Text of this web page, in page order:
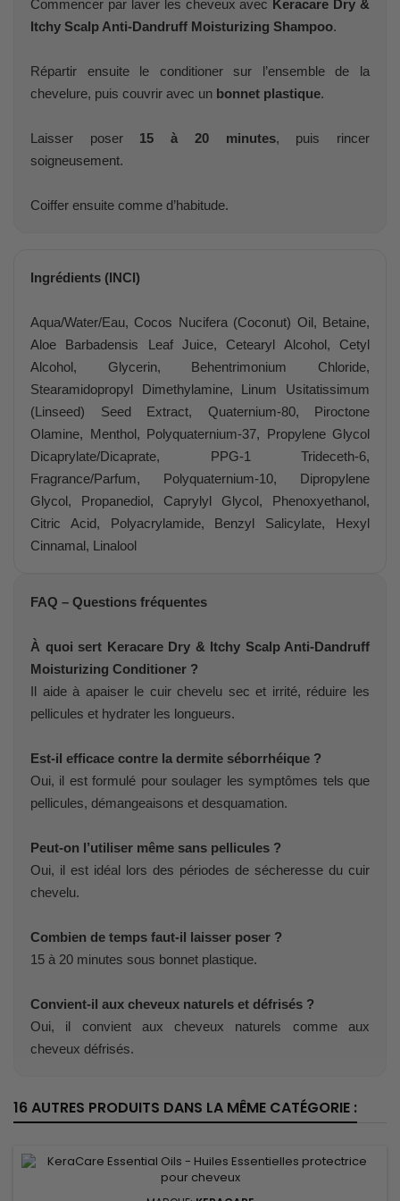
Commencer par laver les cheveux avec Keracare Dry &
Itchy Scalp Anti-Dandruff Moisturizing Shampoo.
Répartir ensuite le conditioner sur l’ensemble de la
chevelure, puis couvrir avec un bonnet plastique.
Laisser poser 15 à 20 minutes, puis rincer
soigneusement.
Coiffer ensuite comme d’habitude.
Ingrédients (INCI)
Aqua/Water/Eau, Cocos Nucifera (Coconut) Oil, Betaine,
Aloe Barbadensis Leaf Juice, Cetearyl Alcohol, Cetyl
Alcohol, Glycerin, Behentrimonium Chloride,
Stearamidopropyl Dimethylamine, Linum Usitatissimum
(Linseed) Seed Extract, Quaternium-80, Piroctone
Olamine, Menthol, Polyquaternium-37, Propylene Glycol
Dicaprylate/Dicaprate, PPG-1 Trideceth-6,
Fragrance/Parfum, Polyquaternium-10, Dipropylene
Glycol, Propanediol, Caprylyl Glycol, Phenoxyethanol,
Citric Acid, Polyacrylamide, Benzyl Salicylate, Hexyl
Cinnamal, Linalool
FAQ – Questions fréquentes
À quoi sert Keracare Dry & Itchy Scalp Anti-Dandruff
Moisturizing Conditioner ?
Il aide à apaiser le cuir chevelu sec et irrité, réduire les
pellicules et hydrater les longueurs.
Est-il efficace contre la dermite séborrhéique ?
Oui, il est formulé pour soulager les symptômes tels que
pellicules, démangeaisons et desquamation.
Peut-on l’utiliser même sans pellicules ?
Oui, il est idéal lors des périodes de sécheresse du cuir
chevelu.
Combien de temps faut-il laisser poser ?
15 à 20 minutes sous bonnet plastique.
Convient-il aux cheveux naturels et défrisés ?
Oui, il convient aux cheveux naturels comme aux
cheveux défrisés.
16 AUTRES PRODUITS DANS LA MÊME CATÉGORIE :